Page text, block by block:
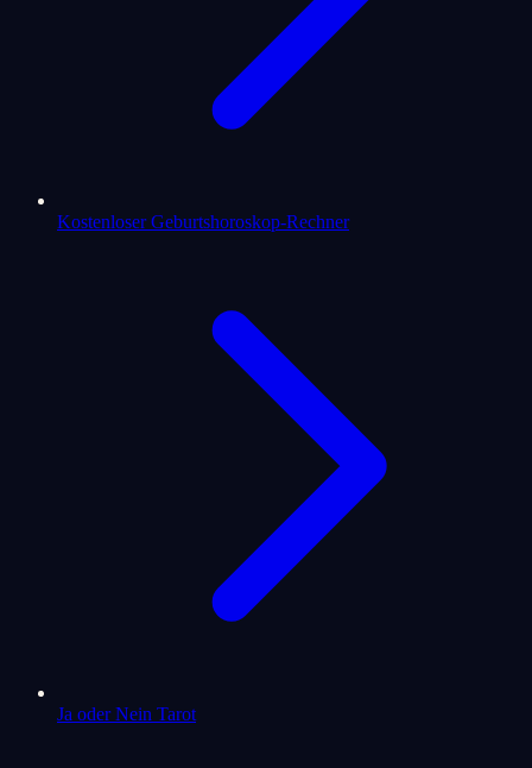
Kostenloser Geburtshoroskop-Rechner
Ja oder Nein Tarot